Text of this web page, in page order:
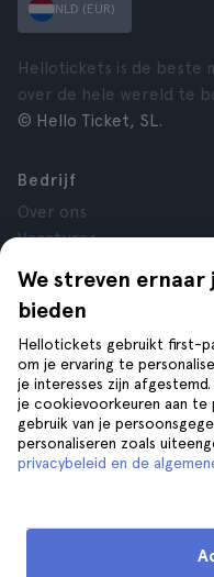
We streven
bieden
Hellotickets gebruikt first-
om je ervaring te
je interesses zijn
je cookievoorkeuren aan te
gebruik van je
personaliseren zoals
privacybeleid en de
NLD (EUR)
Hellotickets is de beste
over de hele wereld te
© Hello Ticket, SL.
Bedrijf
Over ons
Vacatures
Reviews
Privacy
Voorwaarden
Juridische kennisgeving
Cookies
Help